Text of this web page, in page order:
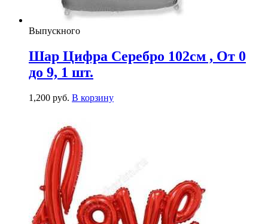
Выпускного
Шар Цифра Серебро 102см , От 0
до 9, 1 шт.
1,200 руб. В корзину